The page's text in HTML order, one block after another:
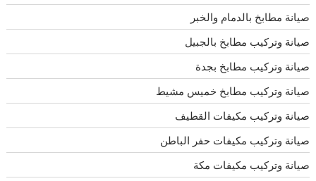
صيانة مطابخ بالدمام والخبر
صيانة وتركيب مطابخ بالجبيل
صيانة وتركيب مطابخ بجدة
صيانة وتركيب مطابخ خميس مشيط
صيانة وتركيب مكيفات القطيف
صيانة وتركيب مكيفات حفر الباطن
صيانة وتركيب مكيفات مكة